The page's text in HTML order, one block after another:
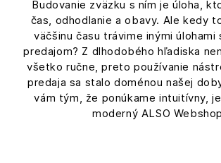
Budovanie zväzku s ním je úloha,
čas, odhodlanie a obavy. Ale kedy
väčšinu času trávime inými úlohami
predajom? Z dlhodobého hľadiska
všetko ručne, preto používanie
predaja sa stalo doménou našej
vám tým, že ponúkame intuitívny,
moderný ALSO Webshop